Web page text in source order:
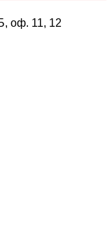
оф. 11, 12